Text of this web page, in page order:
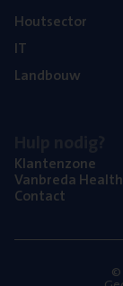
Hout­sec­tor
IT
Land­bouw
Klan­ten­zo­ne
Van­b­re­da Health
Con­tact
©